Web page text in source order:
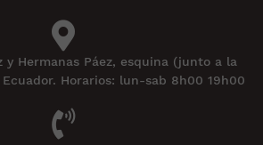
y Hermanas Páez, esquina (junto a la
Horarios: lun-sab 8h00 19h00